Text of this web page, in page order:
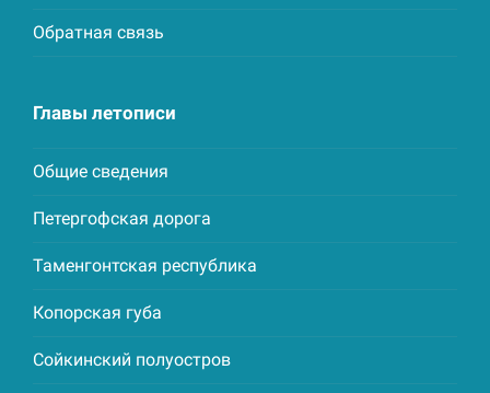
Обратная связь
Главы летописи
Общие сведения
Петергофская дорога
Таменгонтская республика
Копорская губа
Сойкинский полуостров